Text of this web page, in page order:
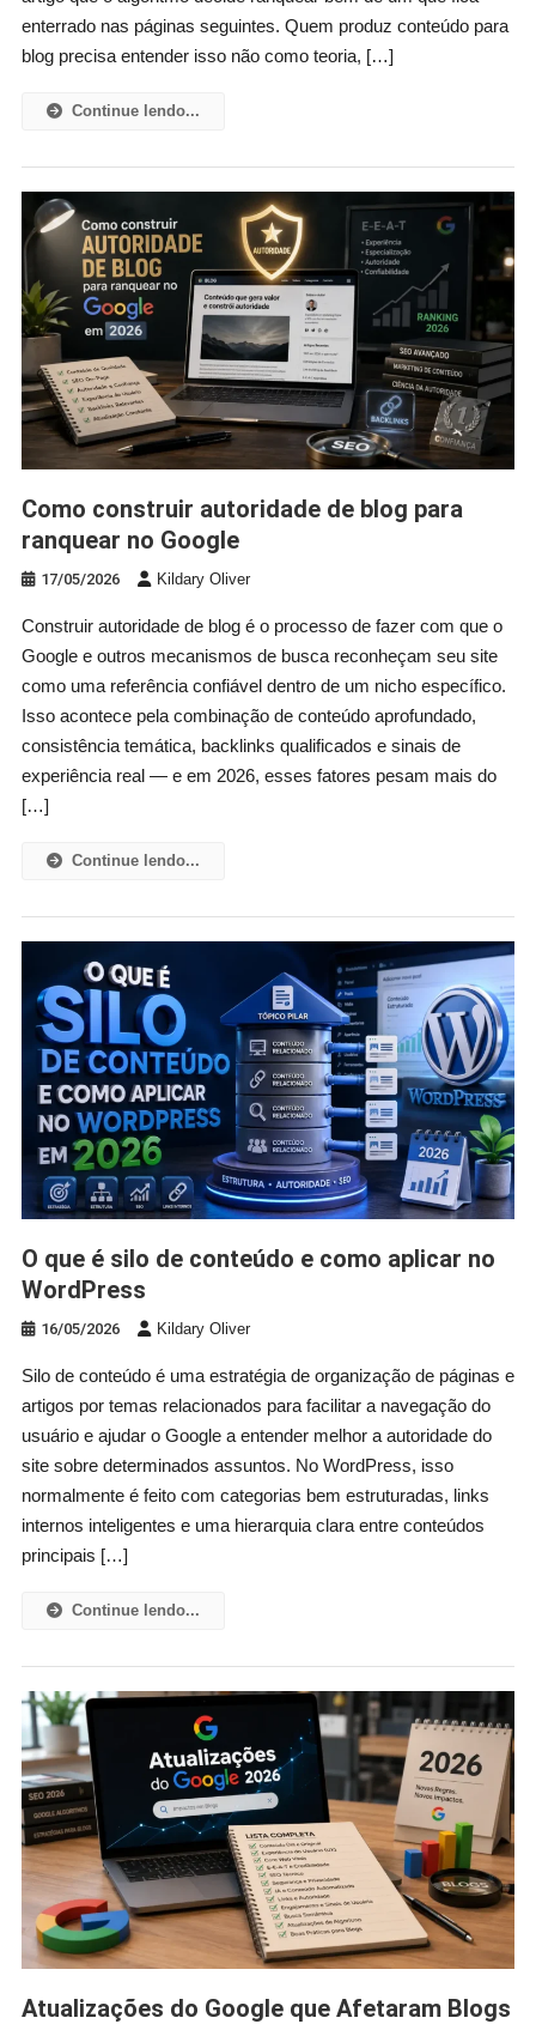
enterrado nas páginas seguintes. Quem produz conteúdo para
blog precisa entender isso não como teoria, […]
Continue lendo...
Como construir autoridade de blog para
ranquear no Google
17/05/2026 Kildary Oliver
Construir autoridade de blog é o processo de fazer com que o
Google e outros mecanismos de busca reconheçam seu site
como uma referência confiável dentro de um nicho específico.
Isso acontece pela combinação de conteúdo aprofundado,
consistência temática, backlinks qualificados e sinais de
experiência real — e em 2026, esses fatores pesam mais do
[…]
Continue lendo...
O que é silo de conteúdo e como aplicar no
WordPress
16/05/2026 Kildary Oliver
Silo de conteúdo é uma estratégia de organização de páginas e
artigos por temas relacionados para facilitar a navegação do
usuário e ajudar o Google a entender melhor a autoridade do
site sobre determinados assuntos. No WordPress, isso
normalmente é feito com categorias bem estruturadas, links
internos inteligentes e uma hierarquia clara entre conteúdos
principais […]
Continue lendo...
Atualizações do Google que Afetaram Blogs